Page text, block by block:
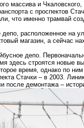
массива и
с проспектов
что именно трамвай
расположенное на
магазин, а сейчас
депо.
здесь строятся новые
время, однако по
Стачки – в 2003.
после демонтажа –